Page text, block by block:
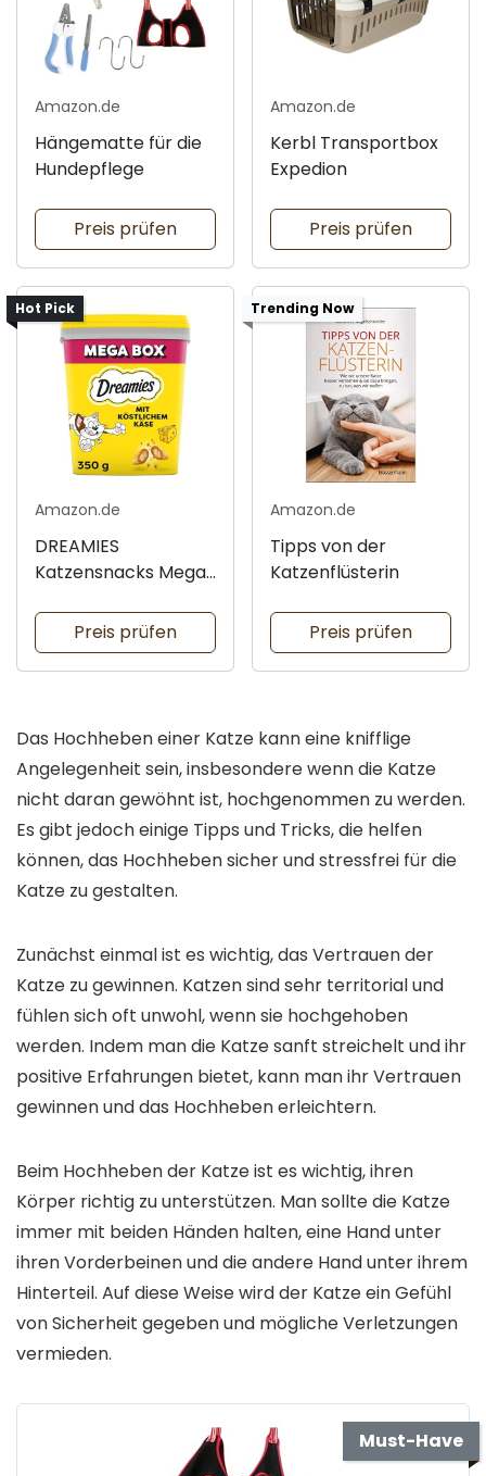
Amazon.de
Hängematte für die
Hundepflege
Preis prüfen
Amazon.de
Kerbl Transportbox
Expedion
Preis prüfen
Hot Pick
Amazon.de
DREAMIES
Katzensnacks Mega
Preis prüfen
Trending Now
Amazon.de
Tipps von der
Katzenflüsterin
Preis prüfen
Das Hochheben einer Katze kann eine knifflige
Angelegenheit sein, insbesondere wenn die Katze
nicht daran gewöhnt ist, hochgenommen zu werden.
Es gibt jedoch einige Tipps und Tricks, die helfen
können, das Hochheben sicher und stressfrei für die
Katze zu gestalten.
Zunächst einmal ist es wichtig, das Vertrauen der
Katze zu gewinnen. Katzen sind sehr territorial und
fühlen sich oft unwohl, wenn sie hochgehoben
werden. Indem man die Katze sanft streichelt und ihr
positive Erfahrungen bietet, kann man ihr Vertrauen
gewinnen und das Hochheben erleichtern.
Beim Hochheben der Katze ist es wichtig, ihren
Körper richtig zu unterstützen. Man sollte die Katze
immer mit beiden Händen halten, eine Hand unter
ihren Vorderbeinen und die andere Hand unter ihrem
Hinterteil. Auf diese Weise wird der Katze ein Gefühl
von Sicherheit gegeben und mögliche Verletzungen
vermieden.
Must-Have